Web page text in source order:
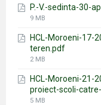
P.-V.-sedinta-30-
File
9 MB
HCL-Moroeni-17-
teren.pdf
File
2 MB
HCL-Moroeni-21-
proiect-scoli-
File
5 MB